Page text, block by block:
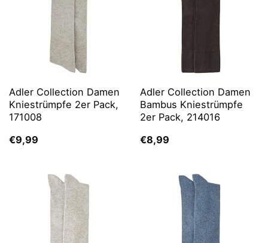
Adler Collection Damen
Kniestrümpfe 2er Pack,
171008
€9,99
Adler Collection Damen
Bambus Kniestrümpfe
2er Pack, 214016
€8,99